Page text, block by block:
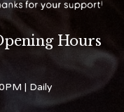
Hours
| Daily